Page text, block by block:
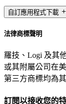
自訂應用程式下載
法律商標聲明
羅技、Logi 及其
或其附屬公司在
第三方商標均為
訂閱以接收您的